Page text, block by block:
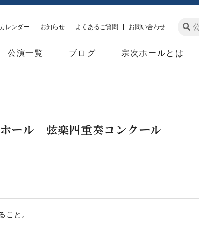
公演一覧 ブログ 宗次ホールとは
レンダー お知らせ よくあるご質問 お問い合わせ
ール 弦楽四重奏コンクール
と。